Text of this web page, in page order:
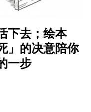
下去；绘本
」的决意陪你
一步